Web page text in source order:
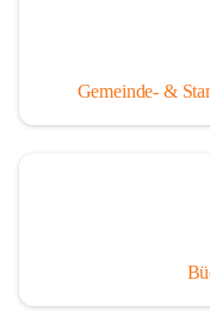
Tragöß - St.
aus den ehemaligen
Gemeinde- &